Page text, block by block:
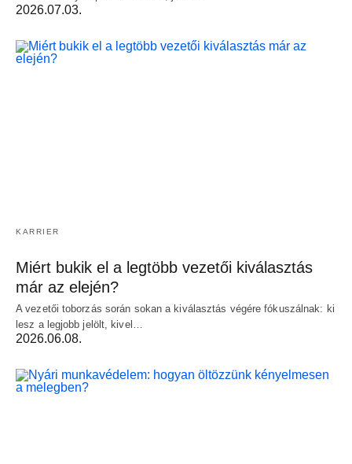
2026.07.03.
KARRIER
Miért bukik el a legtöbb vezetői kiválasztás
már az elején?
A vezetői toborzás során sokan a kiválasztás végére fókuszálnak: ki
lesz a legjobb jelölt, kivel…
2026.06.08.